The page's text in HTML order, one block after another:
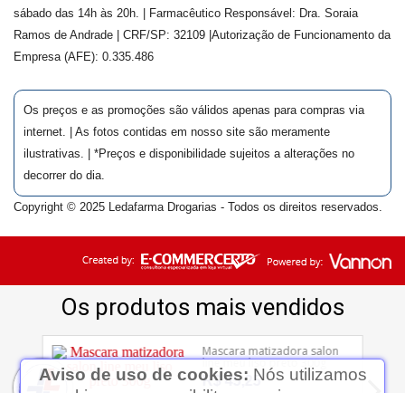
sábado das 14h às 20h. | Farmacêutico Responsável: Dra. Soraia
Ramos de Andrade
| CRF/SP: 32109 |Autorização de Funcionamento da
Empresa (AFE): 0.335.486
Os preços e as promoções são válidos apenas para compras via
internet. | As fotos contidas em nosso site são meramente
ilustrativas. | *Preços e disponibilidade sujeitos a alterações no
decorrer do dia.
Copyright © 2025 Ledafarma Drogarias - Todos os direitos reservados.
Aviso de uso de cookies: Nós utilizamos